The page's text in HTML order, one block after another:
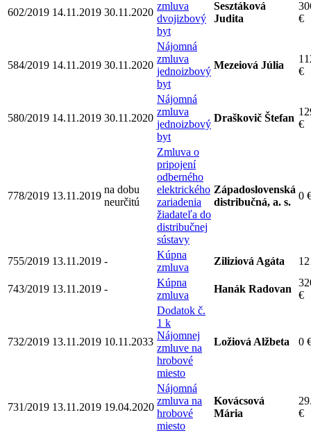
602/2019 14.11.2019 30.11.2020
zmluva
dvojizbový
byt
Sesztáková
Judita
€
584/2019 14.11.2019 30.11.2020
Nájomná
zmluva
jednoizbový
byt
Mezeiová Júlia
€
580/2019 14.11.2019 30.11.2020
Nájomná
zmluva
jednoizbový
byt
Draškovič Štefan
€
778/2019 13.11.2019
na dobu
neurčitú
Zmluva o
pripojení
odberného
elektrického
zariadenia
žiadateľa do
distribučnej
sústavy
Západoslovenská
distribučná, a. s.
0
755/2019 13.11.2019 -
Kúpna
zmluva
Ziliziová Agáta
743/2019 13.11.2019 -
Kúpna
zmluva
Hanák Radovan
€
732/2019 13.11.2019 10.11.2033
Dodatok č.
1 k
Nájomnej
zmluve na
hrobové
miesto
Ložiová Alžbeta 0
731/2019 13.11.2019 19.04.2020
Nájomná
zmluva na
hrobové
miesto
Kovácsová
Mária
€